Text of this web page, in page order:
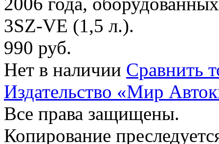
3SZ-VE (1,5 л.).
990 руб.
Нет в наличии Сравнить
Издательство «Мир
Все права защищены.
Копирование